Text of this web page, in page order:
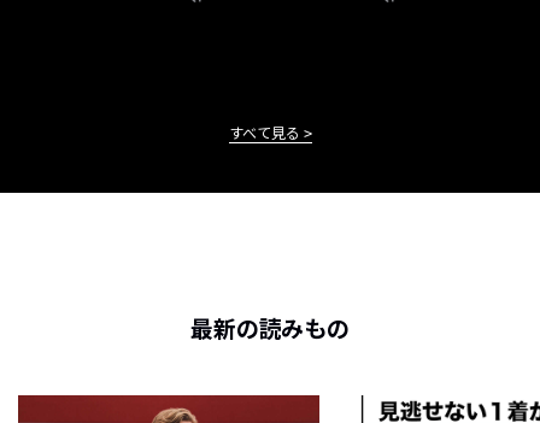
すべて見る
最新の読みもの